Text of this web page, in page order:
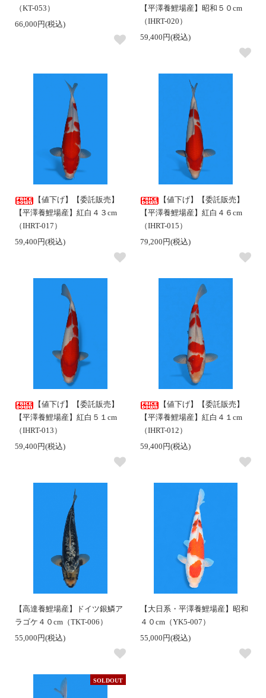
（KT-053）
66,000円(税込)
【平澤養鯉場産】昭和５０cm
（IHRT-020）
59,400円(税込)
【値下げ】【委託販売】
【平澤養鯉場産】紅白４３cm
（IHRT-017）
59,400円(税込)
【値下げ】【委託販売】
【平澤養鯉場産】紅白４６cm
（IHRT-015）
79,200円(税込)
【値下げ】【委託販売】
【平澤養鯉場産】紅白５１cm
（IHRT-013）
59,400円(税込)
【値下げ】【委託販売】
【平澤養鯉場産】紅白４１cm
（IHRT-012）
59,400円(税込)
【高達養鯉場産】ドイツ銀鱗ア
ラゴケ４０cm（TKT-006）
55,000円(税込)
【大日系・平澤養鯉場産】昭和
４０cm（YK5-007）
55,000円(税込)
SOLDOUT